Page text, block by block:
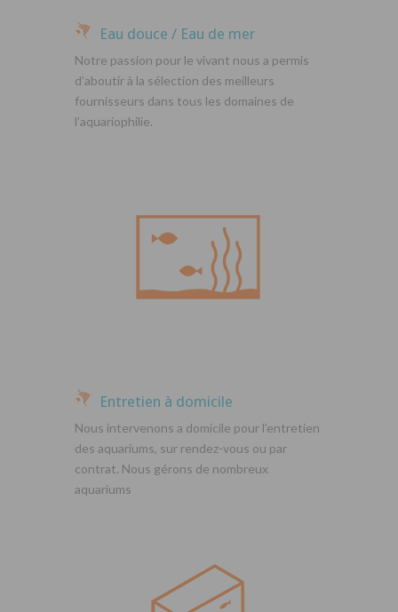
Eau douce / Eau de mer
Notre passion pour le vivant nous a permis
d’aboutir à la sélection des meilleurs
fournisseurs dans tous les domaines de
l’aquariophilie.
Entretien à domicile
Nous intervenons a domicile pour l’entretien
des aquariums, sur rendez-vous ou par
contrat. Nous gérons de nombreux
aquariums